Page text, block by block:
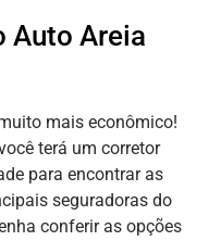
Auto Areia
mais econômico!
terá um corretor
para encontrar as
seguradoras do
conferir as opções